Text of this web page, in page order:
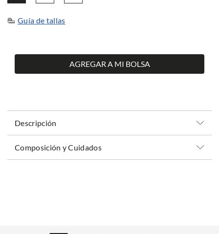
Guía de tallas
AGREGAR A MI BOLSA
Descripción
Composición y Cuidados